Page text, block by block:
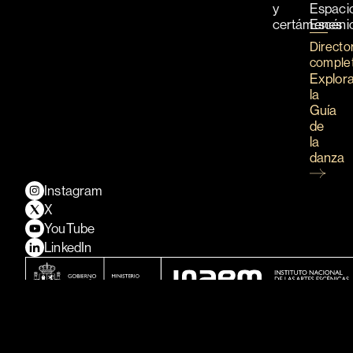
y
certámenes
la
Guía
de
la
danza
Instagram
X
YouTube
LinkedIn